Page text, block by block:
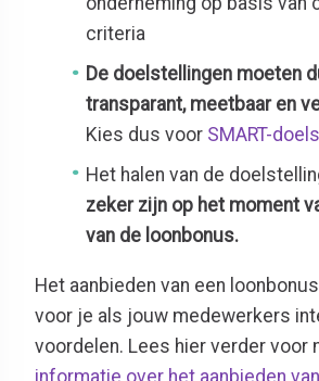
criteria
De doelstellingen moeten
transparant, meetbaar en
Kies dus voor SMART-
Het halen van de
zeker zijn op het moment
van de loonbonus.
Het aanbieden van een
voor je als jouw medewerkers
voordelen. Lees hier verder voor
informatie over het aanbieden